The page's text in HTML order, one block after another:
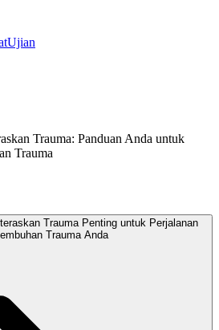
Ujian
Trauma: Panduan Anda untuk
Trauma
Trauma Penting untuk Perjalanan
Trauma Anda